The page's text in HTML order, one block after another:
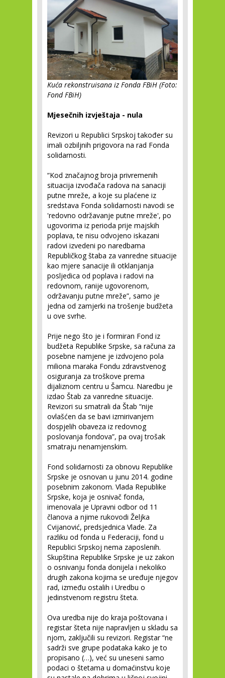
Kuća rekonstruisana iz Fonda FBiH (Foto:
Fond FBiH)
Mjesečnih izvještaja - nula
Revizori u Republici Srpskoj također su
imali ozbiljnih prigovora na rad Fonda
solidarnosti.
“Kod značajnog broja privremenih
situacija izvođača radova na sanaciji
putne mreže, a koje su plaćene iz
sredstava Fonda solidarnosti navodi se
'redovno održavanje putne mreže', po
ugovorima iz perioda prije majskih
poplava, te nisu odvojeno iskazani
radovi izvedeni po naredbama
Republičkog štaba za vanredne situacije
kao mjere sanacije ili otklanjanja
posljedica od poplava i radovi na
redovnom, ranije ugovorenom,
održavanju putne mreže”, samo je
jedna od zamjerki na trošenje budžeta
u ove svrhe.
Prije nego što je i formiran Fond iz
budžeta Republike Srpske, sa računa za
posebne namjene je izdvojeno pola
miliona maraka Fondu zdravstvenog
osiguranja za troškove prema
dijaliznom centru u Šamcu. Naredbu je
izdao Štab za vanredne situacije.
Revizori su smatrali da Štab “nije
ovlašćen da se bavi izmirivanjem
dospjelih obaveza iz redovnog
poslovanja fondova”, pa ovaj trošak
smatraju nenamjenskim.
Fond solidarnosti za obnovu Republike
Srpske je osnovan u junu 2014. godine
posebnim zakonom. Vlada Republike
Srpske, koja je osnivač fonda,
imenovala je Upravni odbor od 11
članova a njime rukovodi Željka
Cvijanović, predsjednica Vlade. Za
razliku od fonda u Federaciji, fond u
Republici Srpskoj nema zaposlenih.
Skupština Republike Srpske je uz zakon
o osnivanju fonda donijela i nekoliko
drugih zakona kojima se uređuje njegov
rad, između ostalih i Uredbu o
jedinstvenom registru šteta.
Ova uredba nije do kraja poštovana i
registar šteta nije napravljen u skladu sa
njom, zaključili su revizori. Registar “ne
sadrži sve grupe podataka kako je to
propisano (…), već su uneseni samo
podaci o štetama u domaćinstvu koje